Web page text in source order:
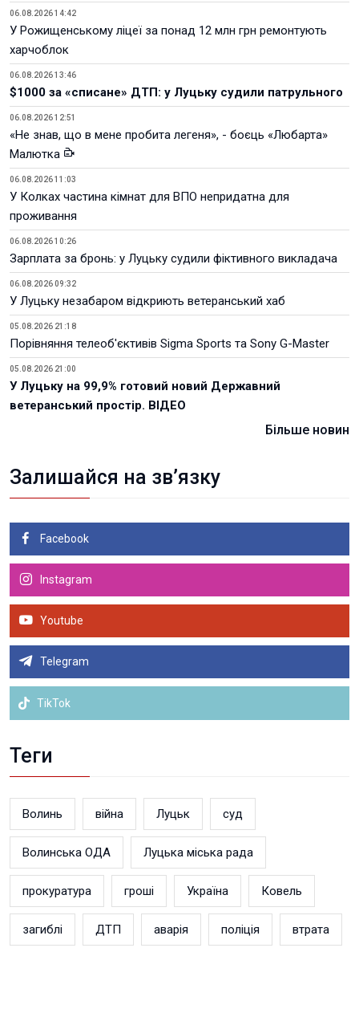
06.08.2026 14:42
У Рожищенському ліцеї за понад 12 млн грн ремонтують
харчоблок
06.08.2026 13:46
$1000 за «списане» ДТП: у Луцьку судили патрульного
06.08.2026 12:51
«Не знав, що в мене пробита легеня», - боєць «Любарта»
Малютка
06.08.2026 11:03
У Колках частина кімнат для ВПО непридатна для
проживання
06.08.2026 10:26
Зарплата за бронь: у Луцьку судили фіктивного викладача
06.08.2026 09:32
У Луцьку незабаром відкриють ветеранський хаб
05.08.2026 21:18
Порівняння телеоб'єктивів Sigma Sports та Sony G-Master
05.08.2026 21:00
У Луцьку на 99,9% готовий новий Державний
ветеранський простір. ВІДЕО
Більше новин
Залишайся на зв’язку
Facebook
Instagram
Youtube
Telegram
TikTok
Теги
Волинь війна Луцьк суд
Волинська ОДА Луцька міська рада
прокуратура гроші Україна Ковель
загиблі ДТП аварія поліція втрата